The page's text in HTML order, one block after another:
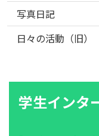
写真日記
日々の活動（旧）
学生インタ